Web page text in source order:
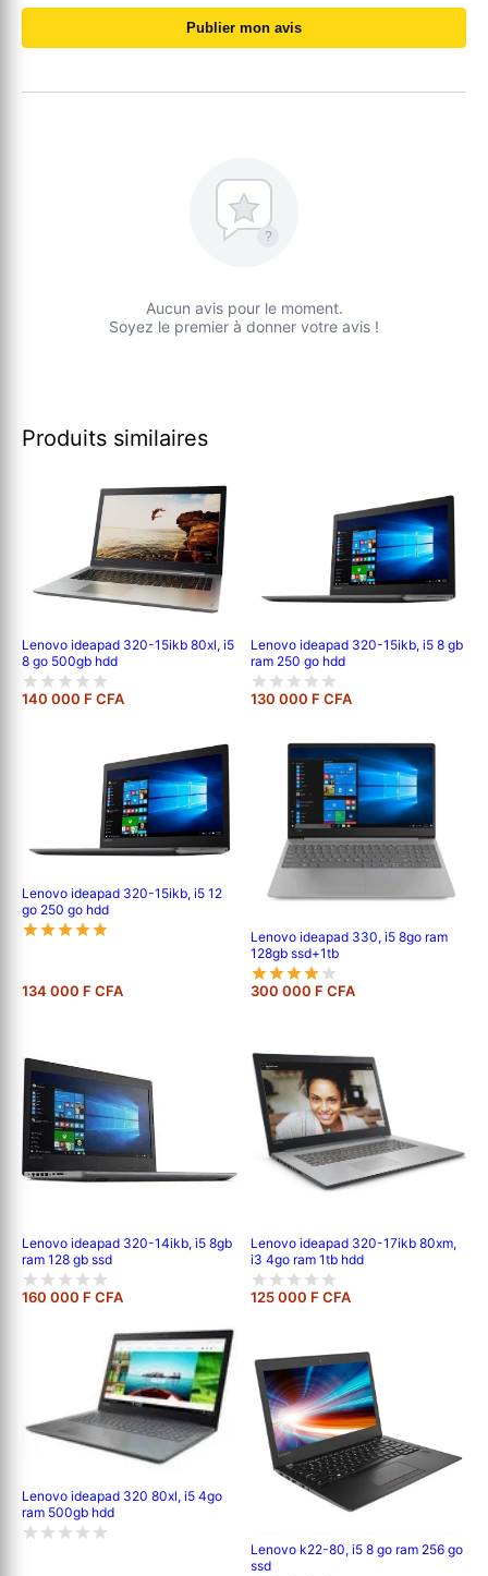
Publier mon avis
?
Aucun avis pour le moment.
Soyez le premier à donner votre avis !
Produits similaires
Lenovo ideapad 320-15ikb 80xl, i5
8 go 500gb hdd
140 000 F CFA
Lenovo ideapad 320-15ikb, i5 8 gb
ram 250 go hdd
130 000 F CFA
Lenovo ideapad 320-15ikb, i5 12
go 250 go hdd
134 000 F CFA
Lenovo ideapad 330, i5 8go ram
128gb ssd+1tb
300 000 F CFA
Lenovo ideapad 320-14ikb, i5 8gb
ram 128 gb ssd
160 000 F CFA
Lenovo ideapad 320-17ikb 80xm,
i3 4go ram 1tb hdd
125 000 F CFA
Lenovo ideapad 320 80xl, i5 4go
ram 500gb hdd
Lenovo k22-80, i5 8 go ram 256 go
ssd